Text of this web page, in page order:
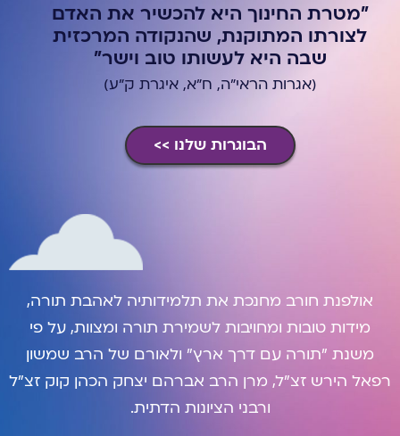
"מטרת החינוך היא להכשיר את האדם
לצורתו המתוקנת, שהנקודה המרכזית
שבה היא לעשותו טוב וישר"
(אגרות הראי"ה, ח"א, איגרת ק"ע)
הבוגרות שלנו >>
אולפנת חורב מחנכת את תלמידותיה לאהבת תורה,
מידות טובות ומחויבות לשמירת תורה ומצוות, על פי
משנת "תורה עם דרך ארץ" ולאורם של הרב שמשון
רפאל הירש זצ"ל, מרן הרב אברהם יצחק הכהן קוק זצ"ל
ורבני הציונות הדתית.